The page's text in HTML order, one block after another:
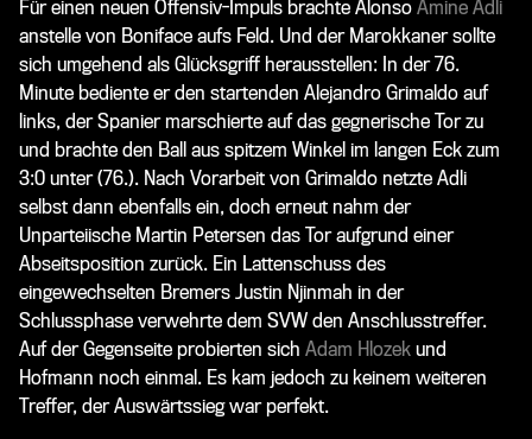
Für einen neuen Offensiv-Impuls brachte Alonso Amine Adli
anstelle von Boniface aufs Feld. Und der Marokkaner sollte
sich umgehend als Glücksgriff herausstellen: In der 76.
Minute bediente er den startenden Alejandro Grimaldo auf
links, der Spanier marschierte auf das gegnerische Tor zu
und brachte den Ball aus spitzem Winkel im langen Eck zum
3:0 unter (76.). Nach Vorarbeit von Grimaldo netzte Adli
selbst dann ebenfalls ein, doch erneut nahm der
Unparteiische Martin Petersen das Tor aufgrund einer
Abseitsposition zurück. Ein Lattenschuss des
eingewechselten Bremers Justin Njinmah in der
Schlussphase verwehrte dem SVW den Anschlusstreffer.
Auf der Gegenseite probierten sich Adam Hlozek und
Hofmann noch einmal. Es kam jedoch zu keinem weiteren
Treffer, der Auswärtssieg war perfekt.